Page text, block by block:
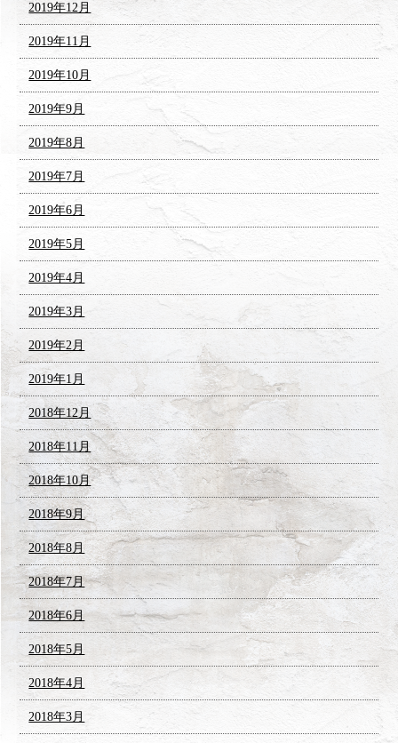
2019年12月
2019年11月
2019年10月
2019年9月
2019年8月
2019年7月
2019年6月
2019年5月
2019年4月
2019年3月
2019年2月
2019年1月
2018年12月
2018年11月
2018年10月
2018年9月
2018年8月
2018年7月
2018年6月
2018年5月
2018年4月
2018年3月